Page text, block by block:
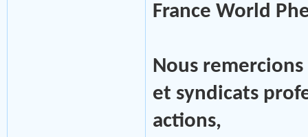
France World
Nous
et syndicats
actions,